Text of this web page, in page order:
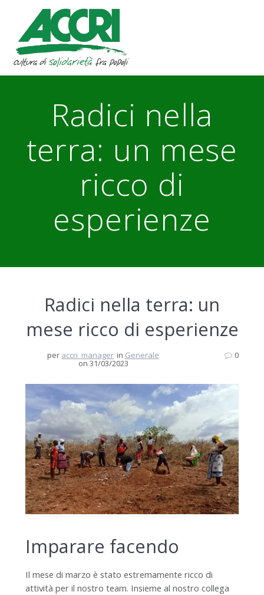
Radici nella
terra: un mese
ricco di
esperienze
Radici nella terra: un
mese ricco di esperienze
per accri_manager in Generale
on 31/03/2023
0
Imparare facendo
Il mese di marzo è stato estremamente ricco di
attività per il nostro team. Insieme al nostro collega